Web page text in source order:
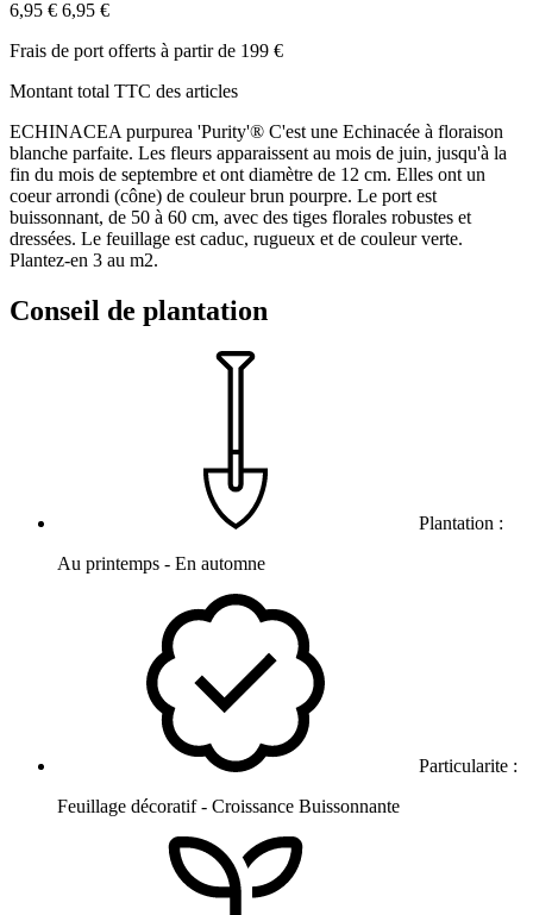
6,95 € 6,95 €
Frais de port offerts à partir de 199 €
Montant total TTC des articles
ECHINACEA purpurea 'Purity'® C'est une Echinacée à floraison
blanche parfaite. Les fleurs apparaissent au mois de juin, jusqu'à la
fin du mois de septembre et ont diamètre de 12 cm. Elles ont un
coeur arrondi (cône) de couleur brun pourpre. Le port est
buissonnant, de 50 à 60 cm, avec des tiges florales robustes et
dressées. Le feuillage est caduc, rugueux et de couleur verte.
Plantez-en 3 au m2.
Conseil de plantation
Plantation :
Au printemps - En automne
Particularite :
Feuillage décoratif - Croissance Buissonnante